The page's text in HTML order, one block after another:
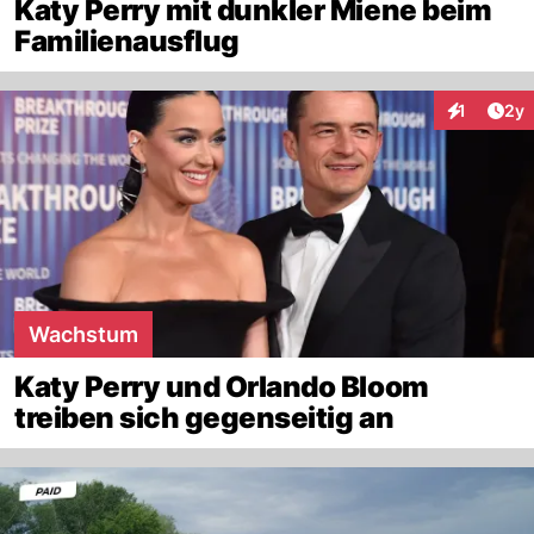
Katy Perry mit dunkler Miene beim
Familienausflug
1 2y
Wachstum
Katy Perry und Orlando Bloom
treiben sich gegenseitig an